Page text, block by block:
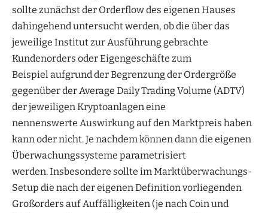
sollte zunächst der Orderflow des eigenen Hauses
dahingehend untersucht werden, ob die über das
jeweilige Institut zur Ausführung gebrachte
Kundenorders oder Eigengeschäfte zum
Beispiel aufgrund der Begrenzung der Ordergröße
gegenüber der Average Daily Trading Volume (ADTV)
der jeweiligen Kryptoanlagen eine
nennenswerte Auswirkung auf den Marktpreis haben
kann oder nicht. Je nachdem können dann die eigenen
Überwachungssysteme parametrisiert
werden. Insbesondere sollte im Marktüberwachungs-
Setup die nach der eigenen Definition vorliegenden
Großorders auf Auffälligkeiten (je nach Coin und